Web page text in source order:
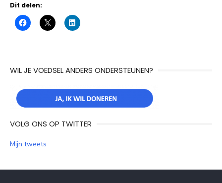
Dit delen:
WIL JE VOEDSEL ANDERS ONDERSTEUNEN?
VOLG ONS OP TWITTER
Mijn tweets